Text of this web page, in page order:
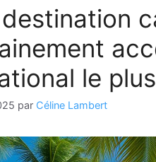
le
par Céline Lambert